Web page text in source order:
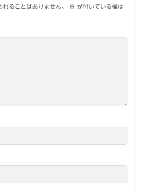
ることはありません。 ※ が付いている欄は